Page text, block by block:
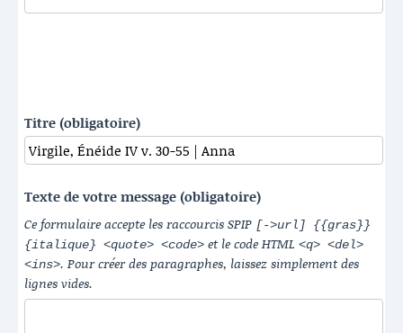
Titre (obligatoire)
Texte de votre message (obligatoire)
Ce formulaire accepte les raccourcis SPIP [->url] {{gras}}
{italique} <quote> <code> et le code HTML <q> <del>
<ins>. Pour créer des paragraphes, laissez simplement des
lignes vides.